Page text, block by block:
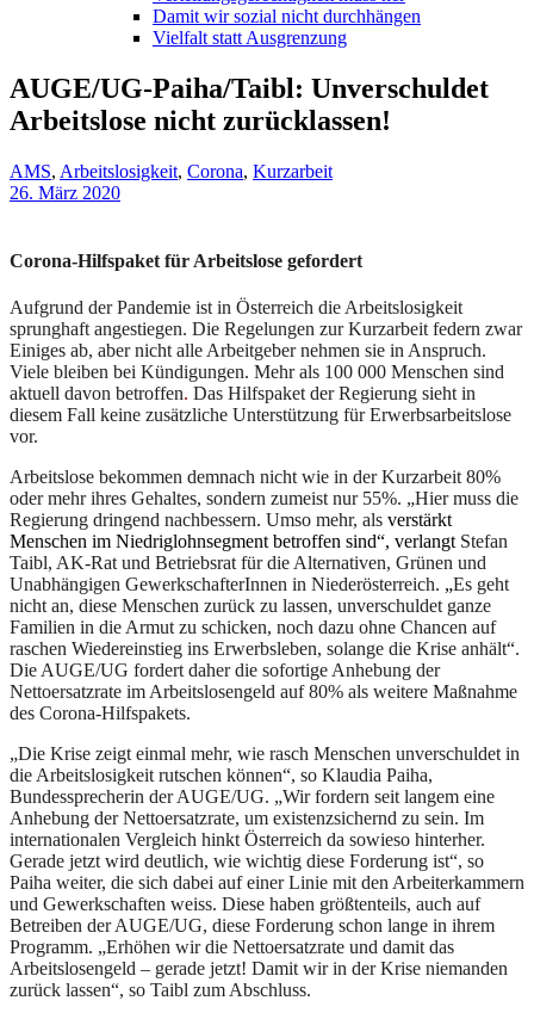
Damit wir sozial nicht durchhängen
Vielfalt statt Ausgrenzung
AUGE/UG-Paiha/Taibl: Unverschuldet
Arbeitslose nicht zurücklassen!
AMS, Arbeitslosigkeit, Corona, Kurzarbeit
26. März 2020
Corona-Hilfspaket für Arbeitslose gefordert
Aufgrund der Pandemie ist in Österreich die Arbeitslosigkeit
sprunghaft angestiegen. Die Regelungen zur Kurzarbeit federn zwar
Einiges ab, aber nicht alle Arbeitgeber nehmen sie in Anspruch.
Viele bleiben bei Kündigungen. Mehr als 100 000 Menschen sind
aktuell davon betroffen. Das Hilfspaket der Regierung sieht in
diesem Fall keine zusätzliche Unterstützung für Erwerbsarbeitslose
vor.
Arbeitslose bekommen demnach nicht wie in der Kurzarbeit 80%
oder mehr ihres Gehaltes, sondern zumeist nur 55%. „Hier muss die
Regierung dringend nachbessern. Umso mehr, als verstärkt
Menschen im Niedriglohnsegment betroffen sind“, verlangt Stefan
Taibl, AK-Rat und Betriebsrat für die Alternativen, Grünen und
Unabhängigen GewerkschafterInnen in Niederösterreich. „Es geht
nicht an, diese Menschen zurück zu lassen, unverschuldet ganze
Familien in die Armut zu schicken, noch dazu ohne Chancen auf
raschen Wiedereinstieg ins Erwerbsleben, solange die Krise anhält“.
Die AUGE/UG fordert daher die sofortige Anhebung der
Nettoersatzrate im Arbeitslosengeld auf 80% als weitere Maßnahme
des Corona-Hilfspakets.
„Die Krise zeigt einmal mehr, wie rasch Menschen unverschuldet in
die Arbeitslosigkeit rutschen können“, so Klaudia Paiha,
Bundessprecherin der AUGE/UG. „Wir fordern seit langem eine
Anhebung der Nettoersatzrate, um existenzsichernd zu sein. Im
internationalen Vergleich hinkt Österreich da sowieso hinterher.
Gerade jetzt wird deutlich, wie wichtig diese Forderung ist“, so
Paiha weiter, die sich dabei auf einer Linie mit den Arbeiterkammern
und Gewerkschaften weiss. Diese haben größtenteils, auch auf
Betreiben der AUGE/UG, diese Forderung schon lange in ihrem
Programm. „Erhöhen wir die Nettoersatzrate und damit das
Arbeitslosengeld – gerade jetzt! Damit wir in der Krise niemanden
zurück lassen“, so Taibl zum Abschluss.